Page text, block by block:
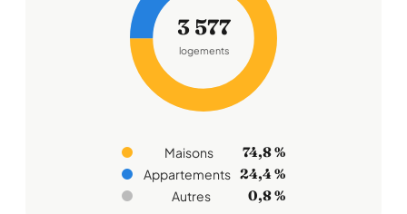
3 577
logements
Maisons 74,8 %
Appartements 24,4 %
Autres 0,8 %